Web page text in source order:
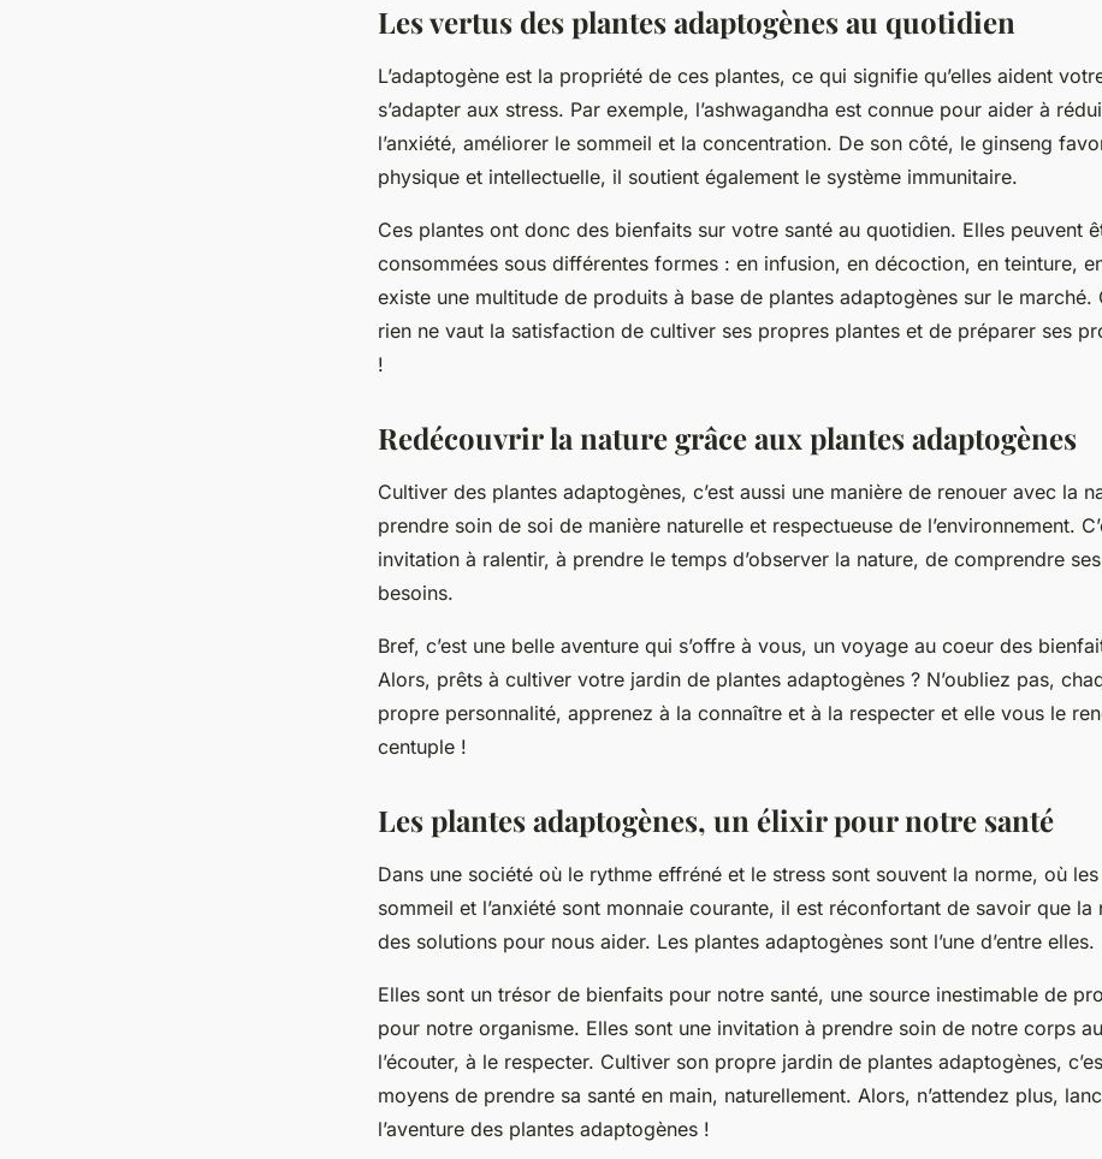
Les vertus des plantes adaptogènes au quotidien
L’adaptogène est la propriété de ces plantes, ce qui signifie qu’elles aident
s’adapter aux stress. Par exemple, l’ashwagandha est connue pour aider à
l’anxiété, améliorer le sommeil et la concentration. De son côté, le ginseng
physique et intellectuelle, il soutient également le système immunitaire.
Ces plantes ont donc des bienfaits sur votre santé au quotidien. Elles peuvent
consommées sous différentes formes : en infusion, en décoction, en teinture,
existe une multitude de produits à base de plantes adaptogènes sur le marché.
rien ne vaut la satisfaction de cultiver ses propres plantes et de préparer ses
!
Redécouvrir la nature grâce aux plantes adaptogènes
Cultiver des plantes adaptogènes, c’est aussi une manière de renouer avec la
prendre soin de soi de manière naturelle et respectueuse de l’environnement.
invitation à ralentir, à prendre le temps d’observer la nature, de comprendre
besoins.
Bref, c’est une belle aventure qui s’offre à vous, un voyage au coeur des
Alors, prêts à cultiver votre jardin de plantes adaptogènes ? N’oubliez pas,
propre personnalité, apprenez à la connaître et à la respecter et elle vous le
centuple !
Les plantes adaptogènes, un élixir pour notre santé
Dans une société où le rythme effréné et le stress sont souvent la norme, où
sommeil et l’anxiété sont monnaie courante, il est réconfortant de savoir que la
des solutions pour nous aider. Les plantes adaptogènes sont l’une d’entre elles.
Elles sont un trésor de bienfaits pour notre santé, une source inestimable de
pour notre organisme. Elles sont une invitation à prendre soin de notre corps
l’écouter, à le respecter. Cultiver son propre jardin de plantes adaptogènes,
moyens de prendre sa santé en main, naturellement. Alors, n’attendez plus,
l’aventure des plantes adaptogènes !